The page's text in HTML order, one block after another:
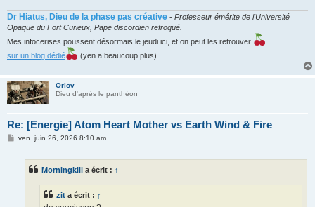
Dr Hiatus, Dieu de la phase pas créative - Professeur émérite de l'Université
Opaque du Fort Curieux, Pape discordien refroqué.
Mes infocerises poussent désormais le jeudi ici, et on peut les retrouver
sur un blog dédié
(yen a beaucoup plus).
Orlov
Dieu d'après le panthéon
Re: [Energie] Atom Heart Mother vs Earth Wind & Fire
Mven. juin 26, 2026 8:10 am
Morningkill a écrit : ↑
zit a écrit : ↑